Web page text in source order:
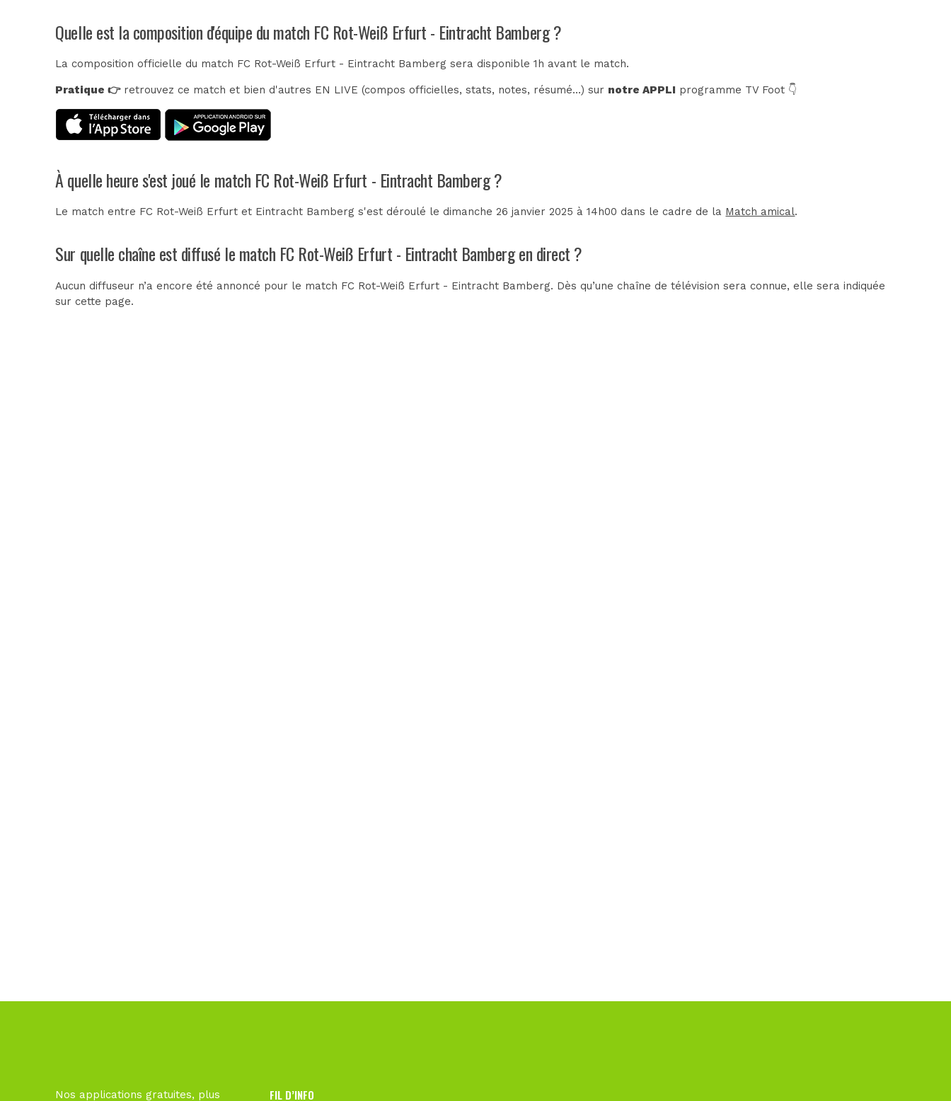
Quelle est la composition d'équipe du match FC Rot-Weiß Erfurt - Eintracht Bamberg ?
La composition officielle du match FC Rot-Weiß Erfurt - Eintracht Bamberg sera disponible 1h avant le match.
Pratique 👉retrouvez ce match et bien d'autres EN LIVE (compos officielles, stats, notes, résumé...) sur notre APPLI programme TV Foot 👇
À quelle heure s'est joué le match FC Rot-Weiß Erfurt - Eintracht Bamberg ?
Le match entre FC Rot-Weiß Erfurt et Eintracht Bamberg s'est déroulé le dimanche 26 janvier 2025 à 14h00 dans le cadre de la Match amical.
Sur quelle chaîne est diffusé le match FC Rot-Weiß Erfurt - Eintracht Bamberg en direct ?
Aucun diffuseur n’a encore été annoncé pour le match FC Rot-Weiß Erfurt - Eintracht Bamberg. Dès qu’une chaîne de télévision sera connue, elle sera indiquée
sur cette page.
Nos applications gratuites, plus FIL D’INFO